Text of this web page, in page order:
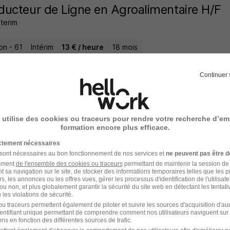
de Ligne en Agroalimentaire H/F
- 61 Intérim 13 € / heure 18 mois
de Maintenance d'Instruments de
- 61 CDI 27 000 - 31 000 € / an
Continuer
utilise des cookies ou traceurs pour rendre votre recherche
formation encore plus efficace.
nécessaires
nécessaires au bon fonctionnement de nos services et ne peuvent pas être
de l'ensemble des cookies ou traceurspermettant de maintenir la session
sa navigation sur le site, de stocker des informations temporaires telles que les
les annonces ou les offres vues, gérer les processus d'identification de
non, et plus globalement garantir la sécurité du site web en détectant les
violations de sécurité.
traceurs permettent également de piloter et suivre les sources d'acquisition
unique permettant de comprendre comment nos utilisateurs naviguent sur
en fonction des différentes sources de trafic.